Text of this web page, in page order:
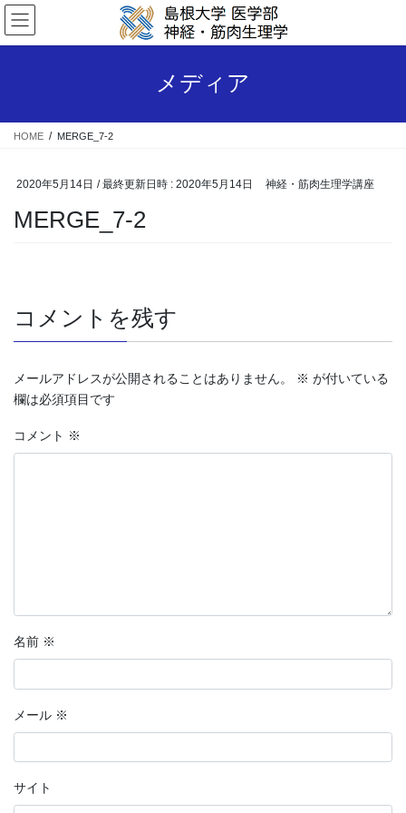
コ
ン
テ
ス
ナ
ビ
ゲ
ン
メディア
HOME MERGE_7-2
2020年5月14日 / 最終更新日時 : 2020年5月14日 神経・筋肉生理学講座
MERGE_7-2
コメントを残す
メールアドレスが公開されることはありません。 ※ が付いている
欄は必須項目です
コメント ※
名前 ※
メール ※
サイト